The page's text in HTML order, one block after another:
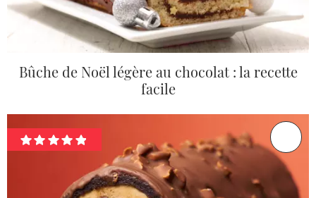
Bûche de Noël légère au chocolat : la recette
facile